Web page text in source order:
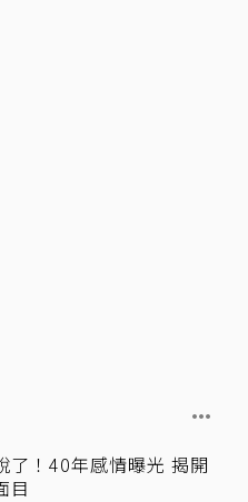
了！40年感情曝光 揭開
目